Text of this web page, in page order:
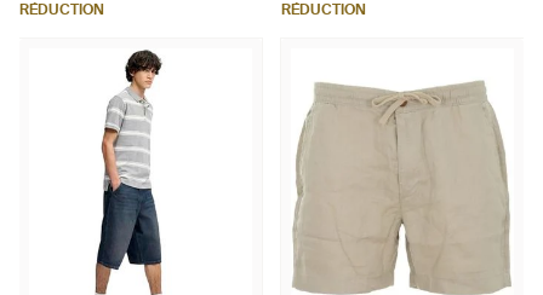
RÉDUCTION RÉDUCTION